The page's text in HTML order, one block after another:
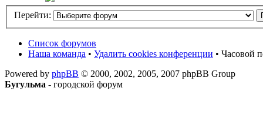
Перейти:
Список форумов
Наша команда • Удалить cookies конференции • Часовой
Powered by phpBB © 2000, 2002, 2005, 2007 phpBB Group
Бугульма - городской форум